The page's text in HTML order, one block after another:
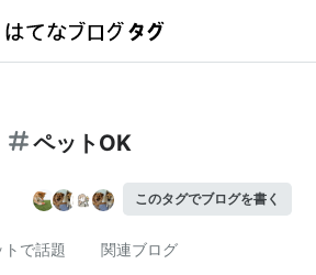
ペットOK
このタグでブログを書く
トで話題 関連ブログ